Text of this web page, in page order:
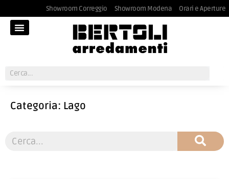
Showroom Correggio Showroom Modena Orari e Aperture
Categoria: Lago